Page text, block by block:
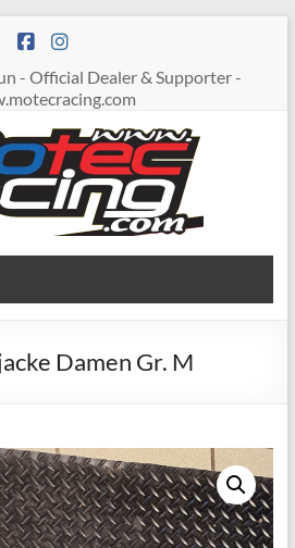
- Official Dealer & Supporter -
Damen Gr. M